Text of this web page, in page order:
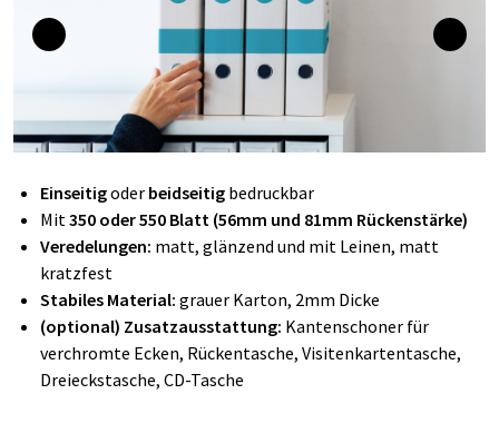
Einseitigoder beidseitig bedruckbar
Mit 350 oder 550 Blatt (56mm und 81mm Rückenstärke)
Veredelungen: matt, glänzend und mit Leinen, matt
kratzfest
Stabiles Material: grauer Karton, 2mm Dicke
(optional) Zusatzausstattung: Kantenschoner für
verchromte Ecken, Rückentasche, Visitenkartentasche,
Dreieckstasche, CD-Tasche